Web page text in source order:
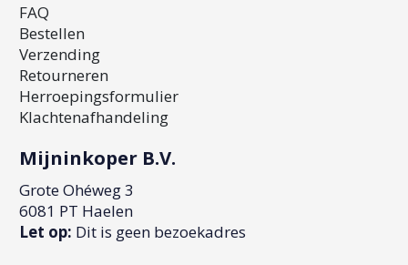
FAQ
Bestellen
Verzending
Retourneren
Herroepingsformulier
Klachtenafhandeling
Mijninkoper B.V.
Grote Ohéweg 3
6081 PT Haelen
Let op: Dit is geen bezoekadres